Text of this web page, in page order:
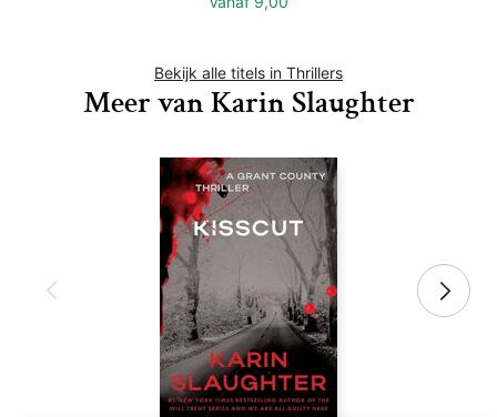
Bekijk alle titels in Thrillers
Meer van Karin Slaughter